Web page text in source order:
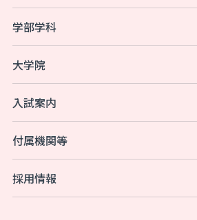
入試案内
付属機関等
学部学科
大学院
採用情報